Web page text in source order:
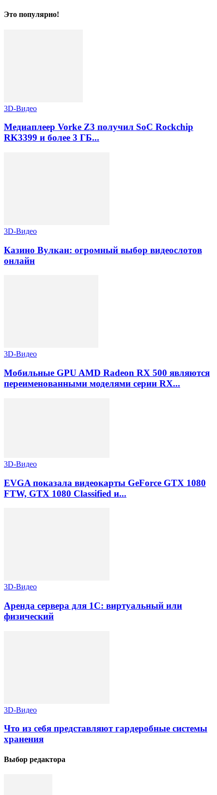
Это популярно!
3D-Видео
Медиаплеер Vorke Z3 получил SoC Rockchip
RK3399 и более 3 ГБ...
3D-Видео
Казино Вулкан: огромный выбор видеослотов
онлайн
3D-Видео
Мобильные GPU AMD Radeon RX 500 являются
переименованными моделями серии RX...
3D-Видео
EVGA показала видеокарты GeForce GTX 1080
FTW, GTX 1080 Classified и...
3D-Видео
Аренда сервера для 1С: виртуальный или
физический
3D-Видео
Что из себя представляют гардеробные системы
хранения
Выбор редактора